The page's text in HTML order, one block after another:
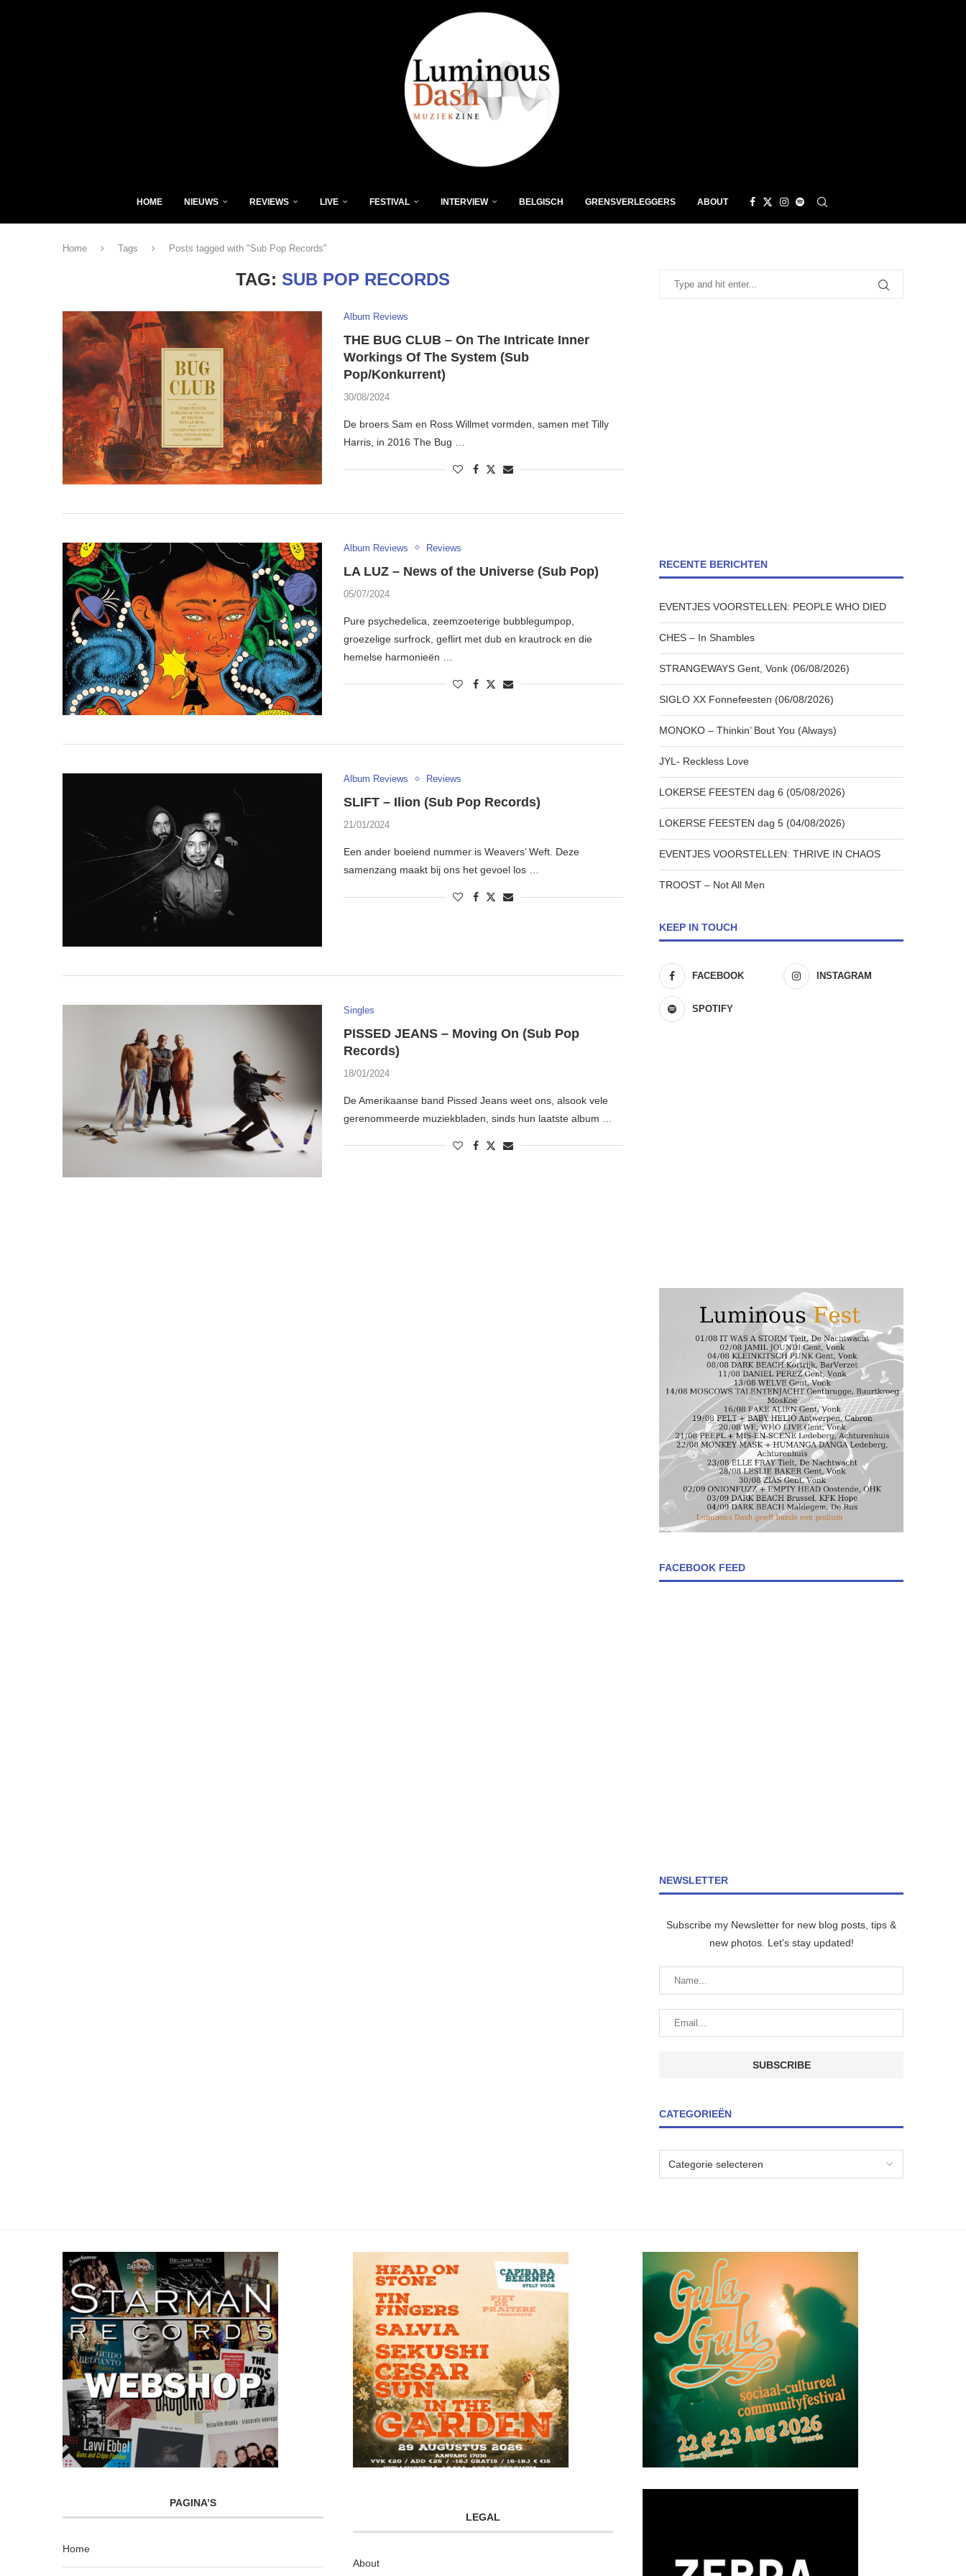
HOME NIEUWS REVIEWS LIVE FESTIVAL INTERVIEW BELGISCH GRENSVERLEGGERS ABOUT
Home Tags Posts tagged with "Sub Pop Records"
TAG: SUB POP RECORDS
Album Reviews
THE BUG CLUB – On The Intricate Inner
Workings Of The System (Sub
Pop/Konkurrent)
30/08/2024
De broers Sam en Ross Willmet vormden, samen met Tilly
Harris, in 2016 The Bug …
Album Reviews Reviews
LA LUZ – News of the Universe (Sub Pop)
05/07/2024
Pure psychedelica, zeemzoeterige bubblegumpop,
groezelige surfrock, geflirt met dub en krautrock en die
hemelse harmonieën …
Album Reviews Reviews
SLIFT – Ilion (Sub Pop Records)
21/01/2024
Een ander boeiend nummer is Weavers’ Weft. Deze
samenzang maakt bij ons het gevoel los …
Singles
PISSED JEANS – Moving On (Sub Pop
Records)
18/01/2024
De Amerikaanse band Pissed Jeans weet ons, alsook vele
gerenommeerde muziekbladen, sinds hun laatste album …
RECENTE BERICHTEN
EVENTJES VOORSTELLEN: PEOPLE WHO DIED
CHES – In Shambles
STRANGEWAYS Gent, Vonk (06/08/2026)
SIGLO XX Fonnefeesten (06/08/2026)
MONOKO – Thinkin’ Bout You (Always)
JYL- Reckless Love
LOKERSE FEESTEN dag 6 (05/08/2026)
LOKERSE FEESTEN dag 5 (04/08/2026)
EVENTJES VOORSTELLEN: THRIVE IN CHAOS
TROOST – Not All Men
KEEP IN TOUCH
FACEBOOK INSTAGRAM
SPOTIFY
FACEBOOK FEED
NEWSLETTER
Subscribe my Newsletter for new blog posts, tips &
new photos. Let's stay updated!
CATEGORIEËN
PAGINA’S
Home
LEGAL
About